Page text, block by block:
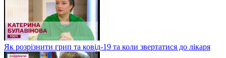
Як розрізнити грип та ковід-19 та коли звертатися до лікаря